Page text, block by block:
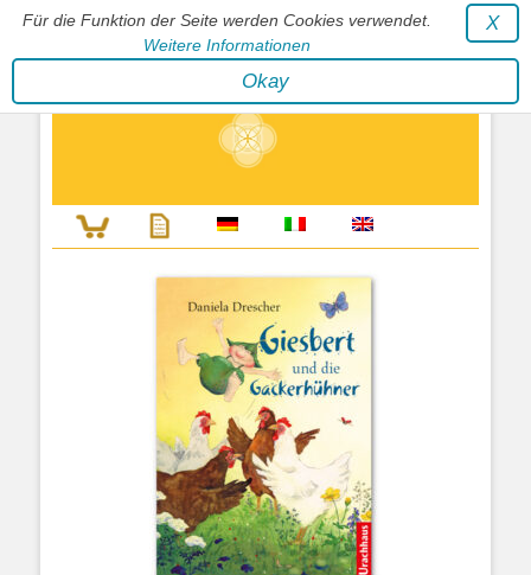
Für die Funktion der Seite werden Cookies verwendet.
Weitere Informationen
X
Okay
Stephan Wunderlich Verlag
Literatur zur Förderung der Gestaltfähigkeit des Lebens